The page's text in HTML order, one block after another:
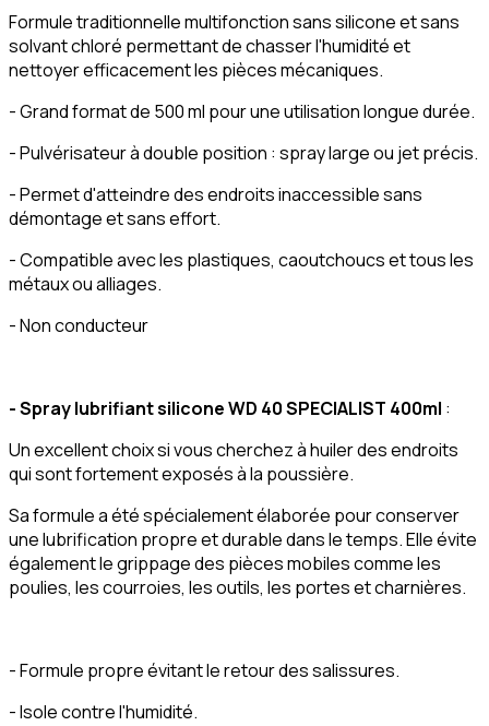
Formule traditionnelle multifonction sans silicone et sans
solvant chloré permettant de chasser l'humidité et
nettoyer efficacement les pièces mécaniques.
- Grand format de 500 ml pour une utilisation longue durée.
- Pulvérisateur à double position : spray large ou jet précis.
- Permet d'atteindre des endroits inaccessible sans
démontage et sans effort.
- Compatible avec les plastiques, caoutchoucs et tous les
métaux ou alliages.
- Non conducteur
- Spray lubrifiant silicone WD 40 SPECIALIST 400ml :
Un excellent choix si vous cherchez à huiler des endroits
qui sont fortement exposés à la poussière.
Sa formule a été spécialement élaborée pour conserver
une lubrification propre et durable dans le temps. Elle évite
également le grippage des pièces mobiles comme les
poulies, les courroies, les outils, les portes et charnières.
- Formule propre évitant le retour des salissures.
- Isole contre l'humidité.